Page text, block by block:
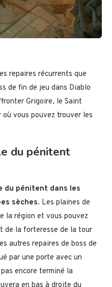
repaires récurrents que
de fin de jeu dans Diablo
Grigoire, le Saint
vous pouvez trouver les
du pénitent
du pénitent dans les
sèches. Les plaines de
la région et vous pouvez
de la forteresse de la tour
autres repaires de boss de
par une porte avec un
encore terminé la
en bas à droite du